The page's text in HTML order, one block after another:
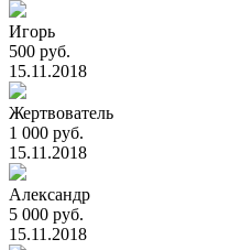
Игорь
500 руб.
15.11.2018
Жертвователь
1 000 руб.
15.11.2018
Александр
5 000 руб.
15.11.2018